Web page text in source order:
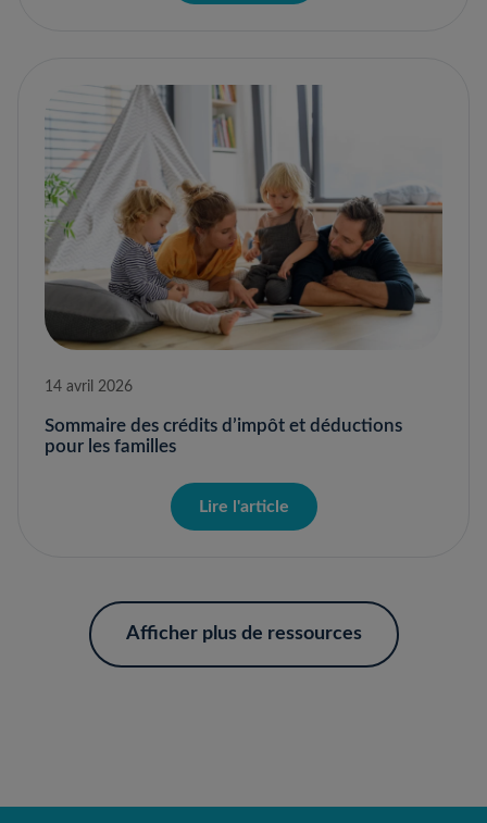
14 avril 2026
Sommaire des crédits d’impôt et déductions
pour les familles
Lire l'article
Afficher plus de ressources